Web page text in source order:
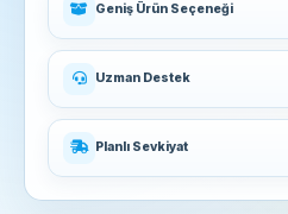
Geniş Ürün Seçeneği
Uzman Destek
Planlı Sevkiyat